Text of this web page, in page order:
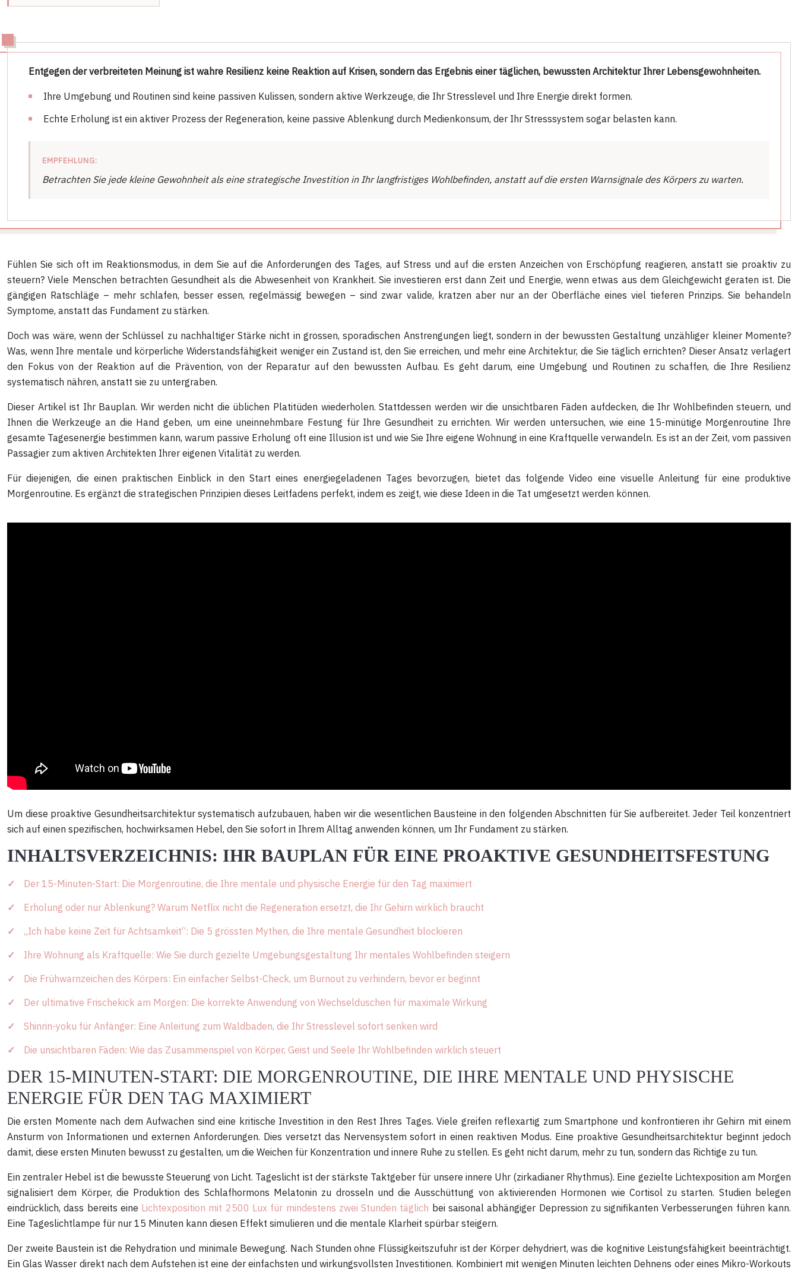
Entgegen der verbreiteten Meinung ist wahre Resilienz keine Reaktion auf Krisen, sondern das Ergebnis einer täglichen, bewussten Architektur Ihrer Lebensgewohnheiten.
Ihre Umgebung und Routinen sind keine passiven Kulissen, sondern aktive Werkzeuge, die Ihr Stresslevel und Ihre Energie direkt formen.
Echte Erholung ist ein aktiver Prozess der Regeneration, keine passive Ablenkung durch Medienkonsum, der Ihr Stresssystem sogar belasten kann.
EMPFEHLUNG:
Betrachten Sie jede kleine Gewohnheit als eine strategische Investition in Ihr langfristiges Wohlbefinden, anstatt auf die ersten Warnsignale des Körpers zu warten.
Fühlen Sie sich oft im Reaktionsmodus, in dem Sie auf die Anforderungen des Tages, auf Stress und auf die ersten Anzeichen von Erschöpfung reagieren, anstatt sie proaktiv zu
steuern? Viele Menschen betrachten Gesundheit als die Abwesenheit von Krankheit. Sie investieren erst dann Zeit und Energie, wenn etwas aus dem Gleichgewicht geraten ist. Die
gängigen Ratschläge – mehr schlafen, besser essen, regelmässig bewegen – sind zwar valide, kratzen aber nur an der Oberfläche eines viel tieferen Prinzips. Sie behandeln
Symptome, anstatt das Fundament zu stärken.
Doch was wäre, wenn der Schlüssel zu nachhaltiger Stärke nicht in grossen, sporadischen Anstrengungen liegt, sondern in der bewussten Gestaltung unzähliger kleiner Momente?
Was, wenn Ihre mentale und körperliche Widerstandsfähigkeit weniger ein Zustand ist, den Sie erreichen, und mehr eine Architektur, die Sie täglich errichten? Dieser Ansatz verlagert
den Fokus von der Reaktion auf die Prävention, von der Reparatur auf den bewussten Aufbau. Es geht darum, eine Umgebung und Routinen zu schaffen, die Ihre Resilienz
systematisch nähren, anstatt sie zu untergraben.
Dieser Artikel ist Ihr Bauplan. Wir werden nicht die üblichen Platitüden wiederholen. Stattdessen werden wir die unsichtbaren Fäden aufdecken, die Ihr Wohlbefinden steuern, und
Ihnen die Werkzeuge an die Hand geben, um eine uneinnehmbare Festung für Ihre Gesundheit zu errichten. Wir werden untersuchen, wie eine 15-minütige Morgenroutine Ihre
gesamte Tagesenergie bestimmen kann, warum passive Erholung oft eine Illusion ist und wie Sie Ihre eigene Wohnung in eine Kraftquelle verwandeln. Es ist an der Zeit, vom passiven
Passagier zum aktiven Architekten Ihrer eigenen Vitalität zu werden.
Für diejenigen, die einen praktischen Einblick in den Start eines energiegeladenen Tages bevorzugen, bietet das folgende Video eine visuelle Anleitung für eine produktive
Morgenroutine. Es ergänzt die strategischen Prinzipien dieses Leitfadens perfekt, indem es zeigt, wie diese Ideen in die Tat umgesetzt werden können.
Um diese proaktive Gesundheitsarchitektur systematisch aufzubauen, haben wir die wesentlichen Bausteine in den folgenden Abschnitten für Sie aufbereitet. Jeder Teil konzentriert
sich auf einen spezifischen, hochwirksamen Hebel, den Sie sofort in Ihrem Alltag anwenden können, um Ihr Fundament zu stärken.
INHALTSVERZEICHNIS: IHR BAUPLAN FÜR EINE PROAKTIVE GESUNDHEITSFESTUNG
Der 15-Minuten-Start: Die Morgenroutine, die Ihre mentale und physische Energie für den Tag maximiert
Erholung oder nur Ablenkung? Warum Netflix nicht die Regeneration ersetzt, die Ihr Gehirn wirklich braucht
„Ich habe keine Zeit für Achtsamkeit“: Die 5 grössten Mythen, die Ihre mentale Gesundheit blockieren
Ihre Wohnung als Kraftquelle: Wie Sie durch gezielte Umgebungsgestaltung Ihr mentales Wohlbefinden steigern
Die Frühwarnzeichen des Körpers: Ein einfacher Selbst-Check, um Burnout zu verhindern, bevor er beginnt
Der ultimative Frischekick am Morgen: Die korrekte Anwendung von Wechselduschen für maximale Wirkung
Shinrin-yoku für Anfänger: Eine Anleitung zum Waldbaden, die Ihr Stresslevel sofort senken wird
Die unsichtbaren Fäden: Wie das Zusammenspiel von Körper, Geist und Seele Ihr Wohlbefinden wirklich steuert
DER 15-MINUTEN-START: DIE MORGENROUTINE, DIE IHRE MENTALE UND PHYSISCHE
ENERGIE FÜR DEN TAG MAXIMIERT
Die ersten Momente nach dem Aufwachen sind eine kritische Investition in den Rest Ihres Tages. Viele greifen reflexartig zum Smartphone und konfrontieren ihr Gehirn mit einem
Ansturm von Informationen und externen Anforderungen. Dies versetzt das Nervensystem sofort in einen reaktiven Modus. Eine proaktive Gesundheitsarchitektur beginnt jedoch
damit, diese ersten Minuten bewusst zu gestalten, um die Weichen für Konzentration und innere Ruhe zu stellen. Es geht nicht darum, mehr zu tun, sondern das Richtige zu tun.
Ein zentraler Hebel ist die bewusste Steuerung von Licht. Tageslicht ist der stärkste Taktgeber für unsere innere Uhr (zirkadianer Rhythmus). Eine gezielte Lichtexposition am Morgen
signalisiert dem Körper, die Produktion des Schlafhormons Melatonin zu drosseln und die Ausschüttung von aktivierenden Hormonen wie Cortisol zu starten. Studien belegen
eindrücklich, dass bereits eine Lichtexposition mit 2500 Lux für mindestens zwei Stunden täglich bei saisonal abhängiger Depression zu signifikanten Verbesserungen führen kann.
Eine Tageslichtlampe für nur 15 Minuten kann diesen Effekt simulieren und die mentale Klarheit spürbar steigern.
Der zweite Baustein ist die Rehydration und minimale Bewegung. Nach Stunden ohne Flüssigkeitszufuhr ist der Körper dehydriert, was die kognitive Leistungsfähigkeit beeinträchtigt.
Ein Glas Wasser direkt nach dem Aufstehen ist eine der einfachsten und wirkungsvollsten Investitionen. Kombiniert mit wenigen Minuten leichten Dehnens oder eines Mikro-Workouts